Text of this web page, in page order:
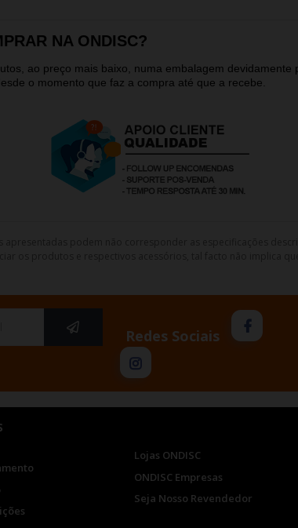
NA ONDISC?
ao preço mais baixo, numa embalagem
o momento que faz a compra até que a recebe.
Redes Sociais
Lojas ONDISC
ONDISC Empresas
Seja Nosso Revendedor